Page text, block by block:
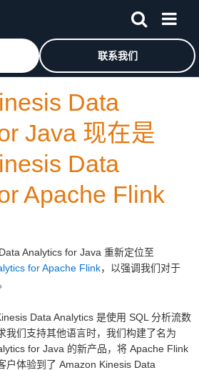
联系我们
Data
Java 现在是
Data
Apache Flink
Analytics for Java 重新定位至
for Apache Flink，以强调我们对于
Data Analytics 是使用 SQL 分析流数
我们支持其他语言时，我们构建了名为
for Java 的新产品，将 Apache Flink
户体验到了 Amazon Kinesis Data